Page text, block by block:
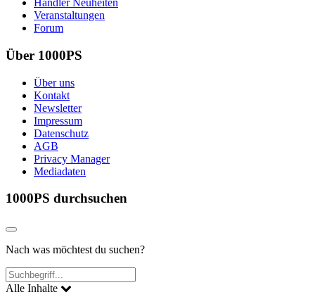
Händler Neuheiten
Veranstaltungen
Forum
Über 1000PS
Über uns
Kontakt
Newsletter
Impressum
Datenschutz
AGB
Privacy Manager
Mediadaten
1000PS durchsuchen
Nach was möchtest du suchen?
Alle Inhalte